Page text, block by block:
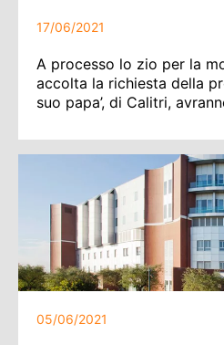
17/06/2021
A processo lo zio per la
accolta la richiesta della
suo papa’, di Calitri,
05/06/2021